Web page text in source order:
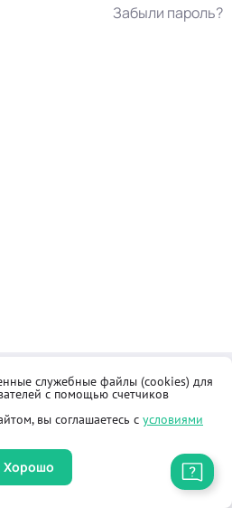
Забыли пароль?
приёмная
продажи товаров
служебные файлы (cookies) для
с помощью счетчиков
вы соглашаетесь с условиями
Хорошо